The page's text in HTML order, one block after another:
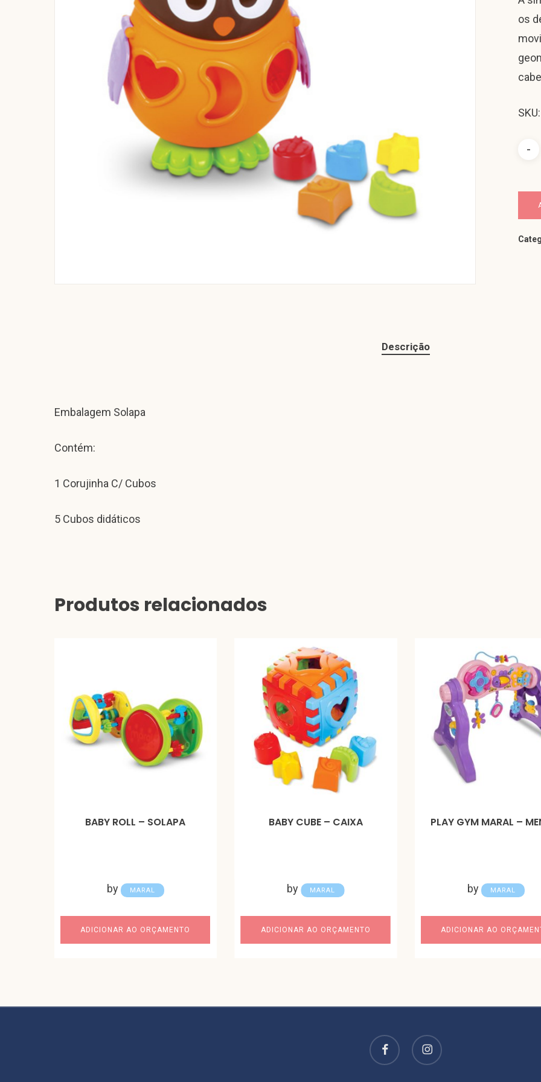
os
Descrição
Embalagem Solapa
Contém:
1 Corujinha C/ Cubos
5 Cubos didáticos
Produtos relacionados
BABY ROLL – SOLAPA
by MARAL
ADICIONAR AO ORÇAMENTO
BABY CUBE – CAIXA
by MARAL
ADICIONAR AO ORÇAMENTO
PLAY GYM MARAL –
by MARAL
ADICIONAR AO
facebook instagram